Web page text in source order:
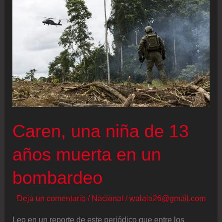
explosivos
Bogotá
Caren, una niña de 13
años muerta en un
bombardeo
Deja un comentario / Nacional /walala26@gmail.com
Leo en un reporte de este periódico que entre los